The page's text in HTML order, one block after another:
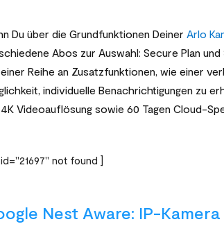
Du über die Grundfunktionen Deiner Arlo
Abos zur Auswahl: Secure Plan
Reihe an Zusatzfunktionen, wie einer
individuelle Benachrichtigungen zu
Videoauflösung sowie 60 Tagen Cloud-
not found ]
Nest Aware: IP-